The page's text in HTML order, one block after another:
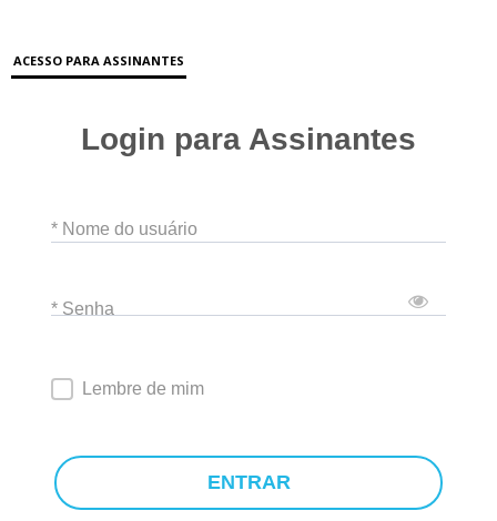
ACESSO PARA ASSINANTES
Login para Assinantes
* Nome do usuário
* Senha
Lembre de mim
ENTRAR